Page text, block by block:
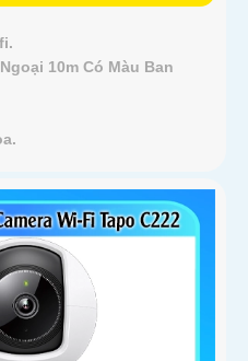
10m Có Màu Ban